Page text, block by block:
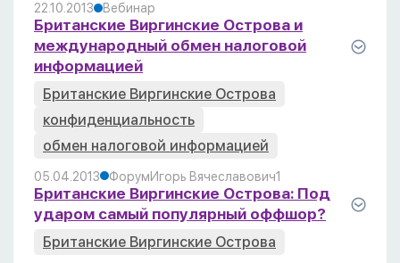
22.10.2013 Вебинар
Британские Виргинские Острова и
международный обмен налоговой
информацией
Британские Виргинские Острова
конфиденциальность
обмен налоговой информацией
05.04.2013 ФорумИгорь Вячеславович1
Британские Виргинские Острова: Под
ударом самый популярный оффшор?
Британские Виргинские Острова